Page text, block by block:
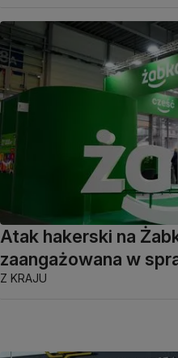
Atak hakerski na
zaangażowana w
Z KRAJU